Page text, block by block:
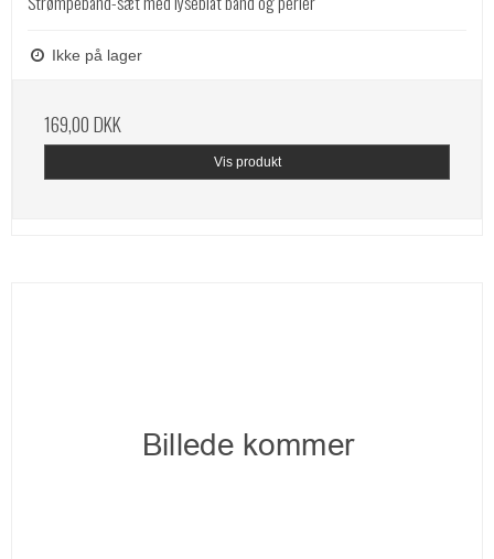
Ikke på lager
169,00 DKK
Vis produkt